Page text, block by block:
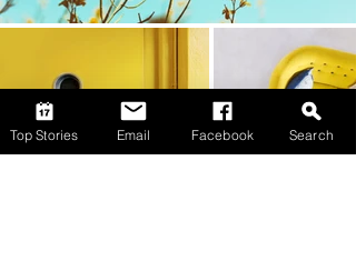
Top Stories Email Facebook Search